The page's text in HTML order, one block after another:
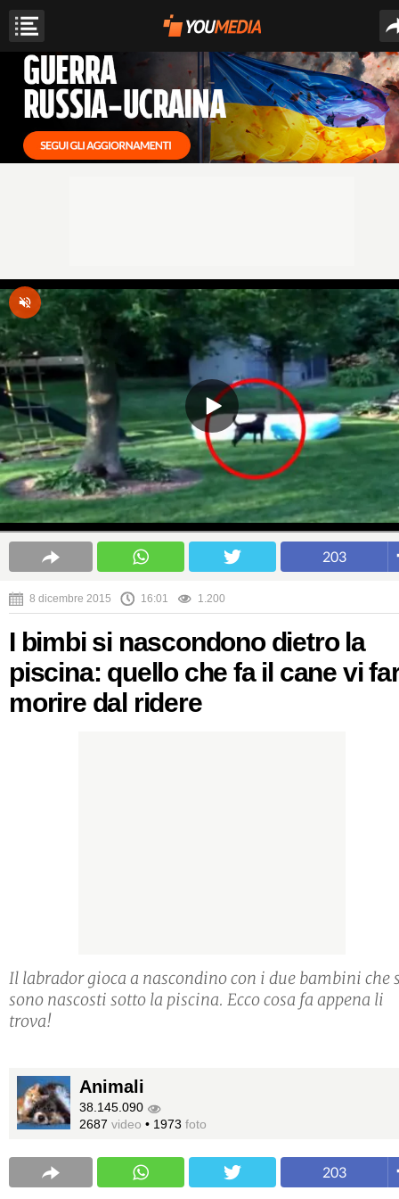
203
8 dicembre 2015 16:01 1.200
I bimbi si nascondono dietro la
piscina: quello che fa il cane vi
morire dal ridere
Il labrador gioca a nascondino con i due bambini che
sono nascosti sotto la piscina. Ecco cosa fa appena li
trova!
Animali
38.145.090
2687 video • 1973 foto
203